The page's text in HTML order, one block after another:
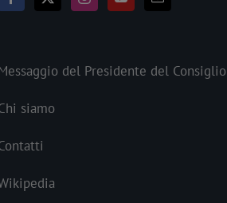
del Presidente del
siamo